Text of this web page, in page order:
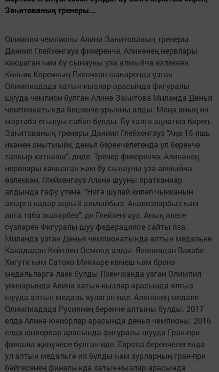
Заһитованың тренеры...
Олимпия чемпионы Алинә Заһитованың тренеры
Даниил Глейхенгауз фикеренчә, Алинәнең нервлары
какшаган һәм бу сынауны уза алмыйча өзлеккән.
Көньяк Кореяның Пхенчхан шәһәрендә узган
Олимпиадада хатын-кызлар арасында фигуралы
шууда чемпион булган Алинә Заһитова Миланда Дөнья
чемпионатында бишенче урынны алды. Моңа аның өч
мәртәбә егылуы сәбәп булды. Бу хәлгә аңлатма биреп,
Заһитованың тренеры Даниил Глейхенгауз "Аңа 15 яшь
икәнен онытмыйк, дөнья беренчелегендә ул беренче
тапкыр катнаша", диде. Тренер фикеренчә, Алинәнең
нервлары какшаган һәм бу сынауны уза алмыйча
өзлеккән. Глейхенгауз Алинә шууны яратканнар
алдында гафу үтенә. "Нигә шулай килеп чыкканын
ахырга кадәр аңлый алмыйбыз. Анализларбыз һәм
алга таба эшләрбез", ди Глейхенгауз. Аның әлеге
сүзләрен Фигуралы шуу федерациясе сайты яза.
Миланда узган Дөнья чемпионатында алтын медальне
Канададан Кейтлин Осмонд алды. Япониядән Вакабе
Хигути һәм Сатоко Мияхаре көмеш һәм бронз
медальләргә лаек булды Пхенчханда узган Олимпия
уеннарында Алинә хатын-кызлар арасында ялгыз
шууда алтын медаль яулаган иде. Алинәнең медале
Олимпиадада Русиянең беренче алтыны булды. 2017
елда Алинә юниорлар арасында дөнья чемпионы, 2016
елда юниорлар арасында фигуралы шууда Гран-при
финалы җиңүчесе булган иде. Европа беренчелегендә
ул алтын медальгә ия булды һәм зурларның гран-при
бәйгесенең финалында хатын-кызлар арасында